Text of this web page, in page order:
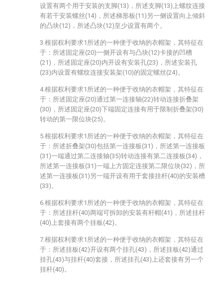
设置有两个用于安装的支脚(13)，所述支脚(13)上螺纹连接
有若干安装螺丝(14)，所述梯形板(11)另一侧设置向上倾斜
的凸块(12)，所述凸块(12)至少设置有两个。
3.根据权利要求1所述的一种便于收纳的衣帽架，其特征在
于：所述固定座(20)一侧开设有与凸块(12)卡接的凹槽
(21)，所述固定座(20)内开设有安装孔(23)，所述安装孔
(23)内设置有螺纹连接安装架(10)的固定螺丝(24)。
4.根据权利要求1所述的一种便于收纳的衣帽架，其特征在
于：所述固定座(20)通过第一连接轴(22)转动连接折叠架
(30)，所述固定座(20)下端固定连接有用于限制折叠架(30)
转动的第一限位块(25)。
5.根据权利要求1所述的一种便于收纳的衣帽架，其特征在
于：所述折叠架(30)包括第一连接板(31)，所述第一连接板
(31)一端通过第二连接轴(35)转动连接有第二连接板(34)，
所述第一连接板(31)一端上方固定连接第二限位块(32)，所
述第一连接板(31)另一端开设有用于套接挂杆(40)的安装槽
(33)。
6.根据权利要求1所述的一种便于收纳的衣帽架，其特征在
于：所述挂杆(40)两端可拆卸的安装有杆帽(41)，所述挂杆
(40)上套接有两个挂板(42)。
7.根据权利要求1所述的一种便于收纳的衣帽架，其特征在
于：所述挂板(42)开设有两个挂孔(43)，所述挂板(42)通过
挂孔(43)与挂杆(40)套接，所述挂孔(43)上还套接有另一个
挂杆(40)。